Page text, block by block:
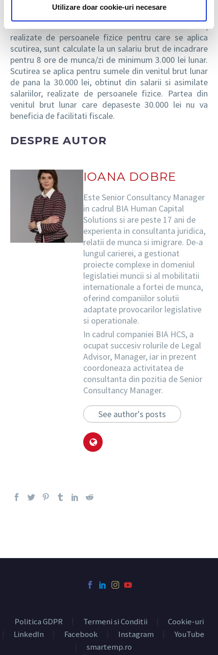
Utilizare doar cookie-uri necesare
cuprinde inclusiv productia realizata si nefacturata.
Veniturile brute lunare din salarii si asimilate salariilor,
realizate de persoanele fizice pentru care se aplica
scutirea, sunt calculate la un salariu brut de incadrare
pentru 8 ore de munca/zi de minimum 3.000 lei lunar.
Scutirea se aplica pentru sumele din venitul brut lunar
de pana la 30.000 lei, obtinut din salarii si asimilate
salariilor, realizate de persoanele fizice. Partea din
venitul brut lunar care depaseste 30.000 lei nu va
beneficia de facilitati fiscale.
DESPRE AUTOR
IOANA DOBRE
Este Senior Consultancy Manager
in cadrul BIA Human Capital
Solutions si are peste 17 ani de
experienta in consultanta juridica,
relatii de munca si imigrare. De-a
lungul carierei, a gestionat
proiecte complexe in domeniul
legislatiei muncii si al mobilitatii
internationale a fortei de munca,
oferind companiilor solutii
adaptate provocarilor legislative
si operationale.
In cadrul companiei BIA HCS, a
ocupat succesiv rolurile de Legal
Advisor, Manager, iar in prezent
coordoneaza activitatea de
consultanta din pozitia de Senior
Consultancy Manager.
See author's posts
Politica GDPR Termeni si Conditii
Cookie-uri
LinkedIn
Facebook Instagram
YouTube
smartemp.ro